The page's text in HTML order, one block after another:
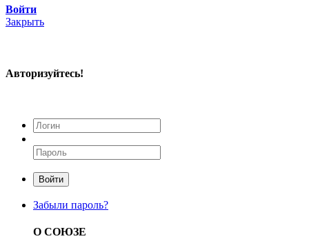
Войти
Закрыть
Авторизуйтесь!
Войти
Забыли пароль?
О СОЮЗЕ